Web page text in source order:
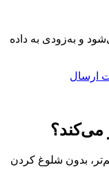
و به‌زودی به داده
ارسال
می‌کند؟
بدون شلوغ کردن